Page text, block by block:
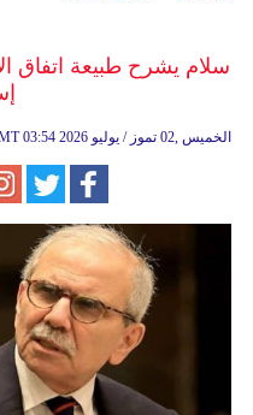
سلام يشرح طبيعة اتفاق
03:54 2026 الخميس ,02 تموز / يوليو